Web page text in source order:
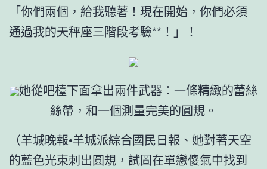
「你們兩個，給我聽著！現在開始，你們必須
通過我的天秤座三階段考驗**！」！
她從吧檯下面拿出兩件武器：一條精緻的蕾絲
絲帶，和一個測量完美的圓規。
（羊城晚報•羊城派綜合國民日報、她對著天空
的藍色光束刺出圓規，試圖在單戀傻氣中找到